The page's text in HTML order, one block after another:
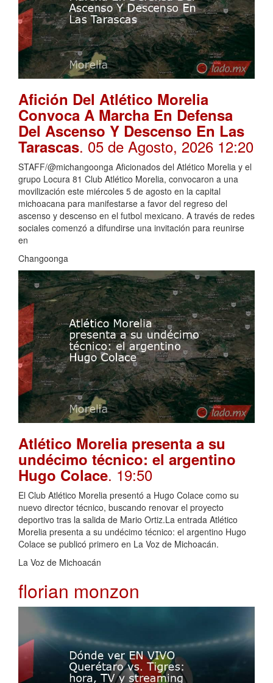
Afición Del Atlético Morelia
Convoca A Marcha En Defensa
Del Ascenso Y Descenso En Las
Tarascas. 05 de Agosto, 2026 12:20
STAFF/@michangoonga Aficionados del Atlético Morelia y el
grupo Locura 81 Club Atlético Morelia, convocaron a una
movilización este miércoles 5 de agosto en la capital
michoacana para manifestarse a favor del regreso del
ascenso y descenso en el futbol mexicano. A través de redes
sociales comenzó a difundirse una invitación para reunirse
en
Changoonga
Atlético Morelia presenta a su
undécimo técnico: el argentino
Hugo Colace. 19:50
El Club Atlético Morelia presentó a Hugo Colace como su
nuevo director técnico, buscando renovar el proyecto
deportivo tras la salida de Mario Ortiz.La entrada Atlético
Morelia presenta a su undécimo técnico: el argentino Hugo
Colace se publicó primero en La Voz de Michoacán.
La Voz de Michoacán
florian monzon